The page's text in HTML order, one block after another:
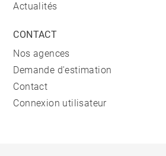
Actualités
CONTACT
Nos agences
Demande d'estimation
Contact
Connexion utilisateur